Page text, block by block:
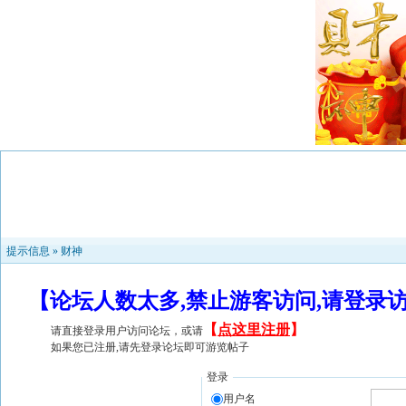
提示信息 » 财神
【论坛人数太多,禁止游客访问,请登
请直接登录用户访问论坛，或请 【 点这里注册】
如果您已注册,请先登录论坛即可游览帖子
登录
用户名